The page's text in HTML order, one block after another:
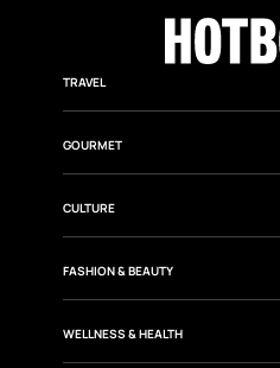
TRAVEL
GOURMET
CULTURE